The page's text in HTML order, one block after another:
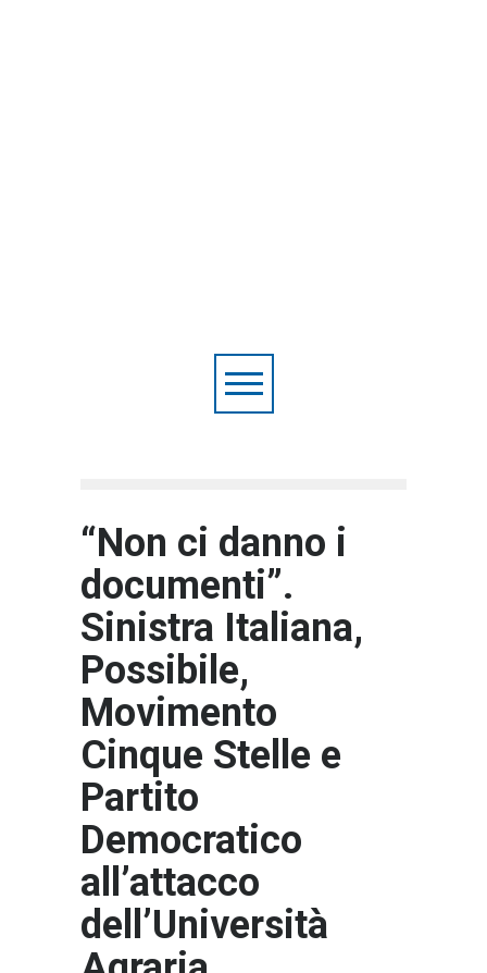
“Non ci danno i
documenti”.
Sinistra Italiana,
Possibile,
Movimento
Cinque Stelle e
Partito
Democratico
all’attacco
dell’Università